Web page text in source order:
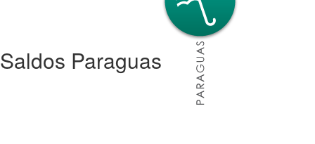
Saldos Paraguas